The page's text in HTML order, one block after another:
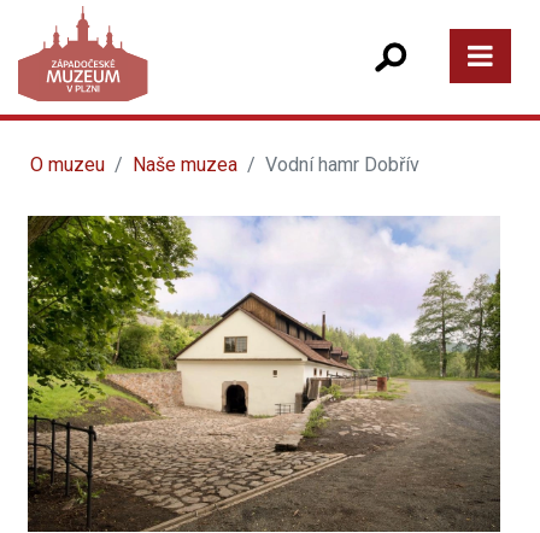
O muzeu Naše muzea Vodní hamr Dobřív